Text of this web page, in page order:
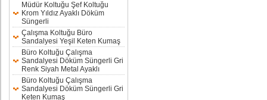
Müdür Koltuğu Şef Koltuğu
Krom Yıldız Ayaklı Döküm
Süngerli
Çalışma Koltuğu Büro
Sandalyesi Yeşil Keten Kumaş
Büro Koltuğu Çalışma
Sandalyesi Döküm Süngerli Gri
Renk Siyah Metal Ayaklı
Büro Koltuğu Çalışma
Sandalyesi Döküm Süngerli Gri
Keten Kumaş